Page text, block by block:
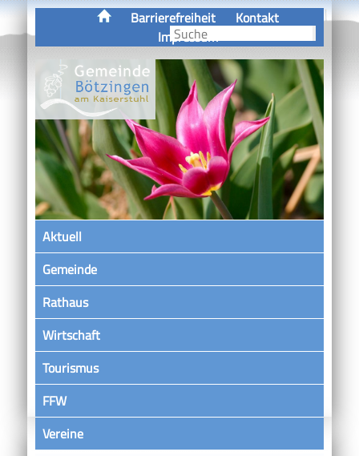
Barrierefreiheit
Kontakt
Impressum
Aktuell
Gemeinde
Rathaus
Wirtschaft
Tourismus
FFW
VereineSatzungen